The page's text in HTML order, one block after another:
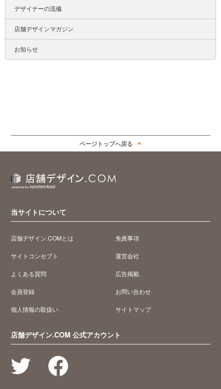
デザイナーの流儀
店舗デザインマガジン
お知らせ
ページトップへ戻る
当サイトについて
店舗デザイン.COMとは
サイトコンセプト
よくある質問
会員登録
個人情報の取扱い
免責事項
運営会社
広告掲載
お問い合わせ
サイトマップ
店舗デザイン.COM 公式アカウント